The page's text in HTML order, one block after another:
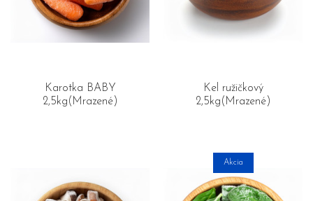
Karotka BABY
2,5kg(Mrazené)
Kel ružičkový
2,5kg(Mrazené)
Akcia